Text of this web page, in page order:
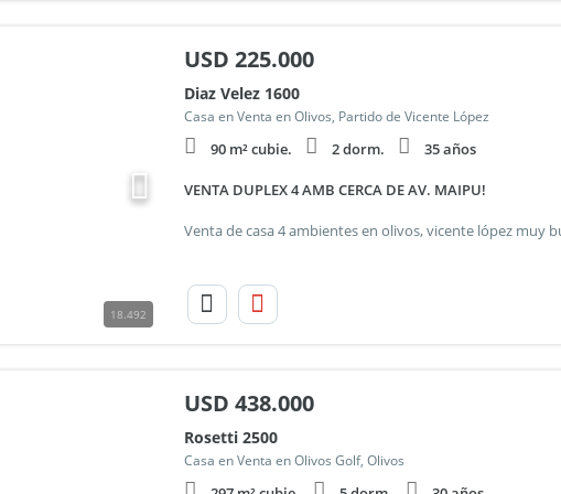
18.492
USD 225.000
Diaz Velez 1600
Casa en Venta en Olivos, Partido de Vicente López
90 m² cubie. 2 dorm. 35 años
VENTA DUPLEX 4 AMB CERCA DE AV. MAIPU!
USD 438.000
Rosetti 2500
Casa en Venta en Olivos Golf, Olivos